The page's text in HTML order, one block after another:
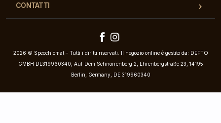
CONTATTI
2026 © Specchiomat – Tutti i diritti riservati. Il negozio online è gestito da: DEFTO
GMBH DE319960340, Auf Dem Schnorrenberg 2, Ehrenbergstraße 23, 14195
Berlin, Germany, DE 319960340